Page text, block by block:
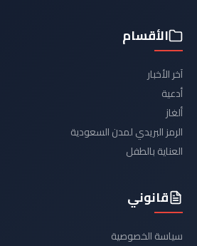
الأقسام
آخر الأخبار
أدعية
ألغاز
الرمز البريدي لمدن السعودية
العناية بالطفل
قانوني
سياسة الخصوصية